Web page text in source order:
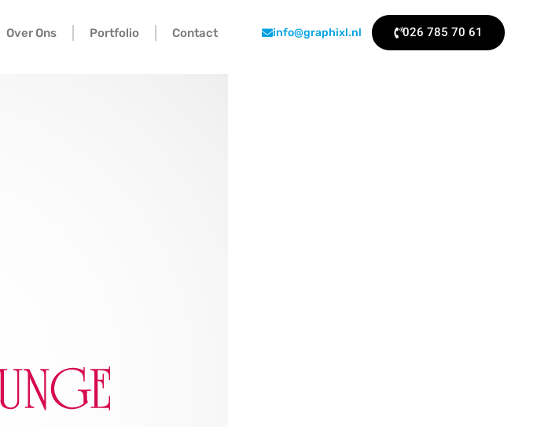
Over Ons Portfolio Contact info@graphixl.nl 026 785 70 61